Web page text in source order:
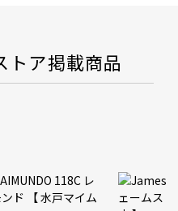
トア掲載商品